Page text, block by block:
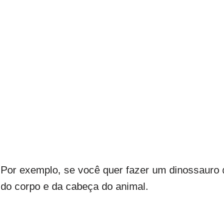
Por exemplo, se você quer fazer um
do corpo e da cabeça do animal.